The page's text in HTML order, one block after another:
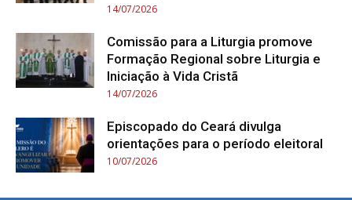
14/07/2026
Comissão para a Liturgia promove
Formação Regional sobre Liturgia e
Iniciação à Vida Cristã
14/07/2026
Episcopado do Ceará divulga
orientações para o período eleitoral
10/07/2026